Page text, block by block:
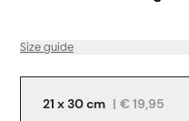
Size guide
21 x 30 cm | € 19,95